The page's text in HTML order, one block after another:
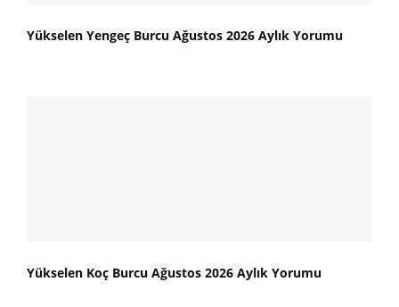
Yükselen Yengeç Burcu Ağustos 2026 Aylık Yorumu
Yükselen Koç Burcu Ağustos 2026 Aylık Yorumu